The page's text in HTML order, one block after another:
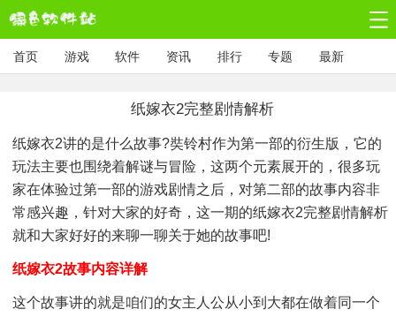
首页 游戏 软件 资讯 排行 专题 最新
纸嫁衣2完整剧情解析
纸嫁衣2讲的是什么故事?奘铃村作为第一部的衍生版，它的
玩法主要也围绕着解谜与冒险，这两个元素展开的，很多玩
家在体验过第一部的游戏剧情之后，对第二部的故事内容非
常感兴趣，针对大家的好奇，这一期的纸嫁衣2完整剧情解析
就和大家好好的来聊一聊关于她的故事吧!
纸嫁衣2故事内容详解
这个故事讲的就是咱们的女主人公从小到大都在做着同一个